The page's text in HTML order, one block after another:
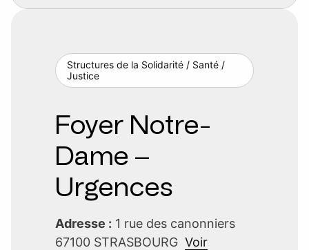
Structures de la Solidarité / Santé /
Justice
Foyer Notre-
Dame –
Urgences
Adresse : 1 rue des canonniers
67100 STRASBOURG Voir